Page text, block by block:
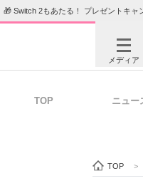
🎁 Switch 2もあたる！ プレゼントキャ
メディア
TOP ニュー
TOP >